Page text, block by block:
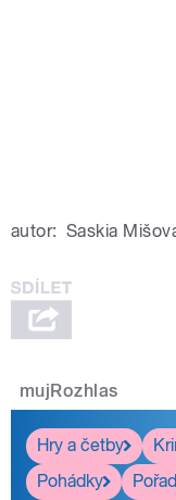
autor: Saskia
mujRozhlas
Hry a četby
Pohádky